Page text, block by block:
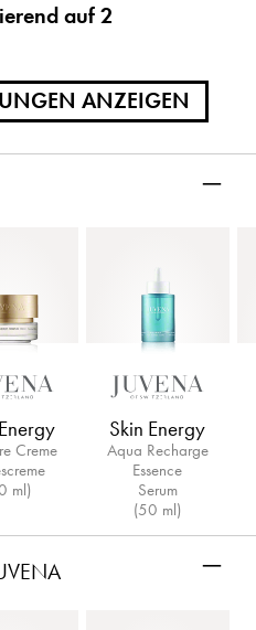
auf 2
ANZEIGEN
–
Creme
ml)
Skin Energy
Aqua Recharge
Essence
Serum
(50 ml)
–